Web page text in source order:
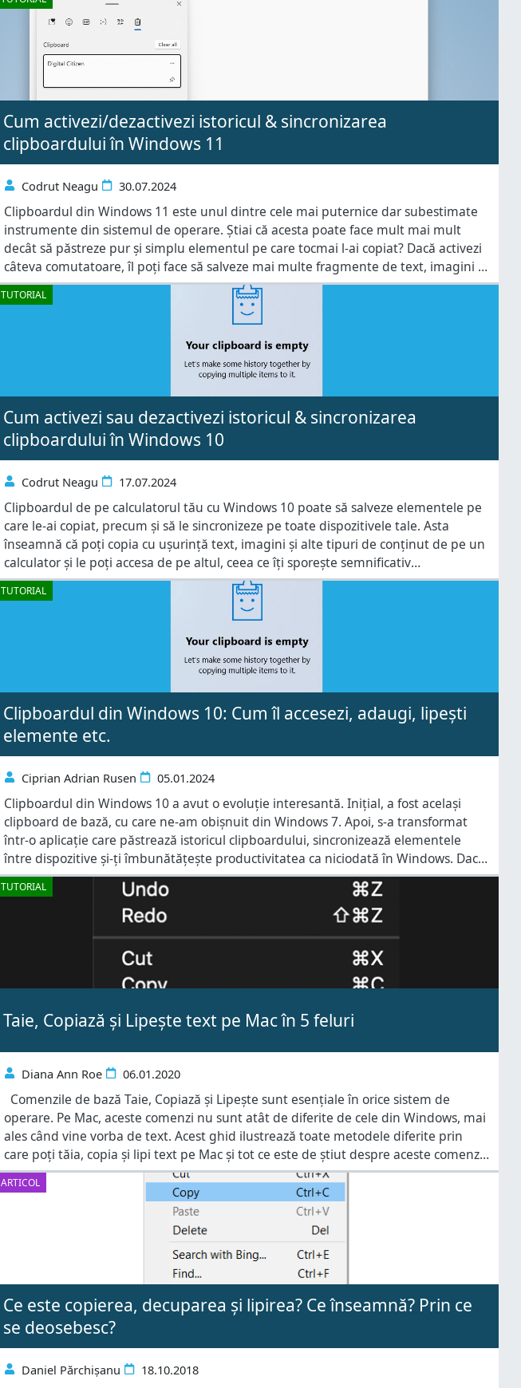
Cum activezi/dezactivezi istoricul & sincronizarea
clipboardului în Windows 11
Codrut Neagu 30.07.2024
Clipboardul din Windows 11 este unul dintre cele mai puternice dar subestimate
instrumente din sistemul de operare. Știai că acesta poate face mult mai mult
decât să păstreze pur și simplu elementul pe care tocmai l-ai copiat? Dacă activezi
câteva comutatoare, îl poți face să salveze mai multe fragmente de text, imagini și
alte tipuri de conținut pe care le copiezi și chiar să
TUTORIAL
Cum activezi sau dezactivezi istoricul & sincronizarea
clipboardului în Windows 10
Codrut Neagu 17.07.2024
Clipboardul de pe calculatorul tău cu Windows 10 poate să salveze elementele pe
care le-ai copiat, precum și să le sincronizeze pe toate dispozitivele tale. Asta
înseamnă că poți copia cu ușurință text, imagini și alte tipuri de conținut de pe un
calculator și le poți accesa de pe altul, ceea ce îți sporește semnificativ
productivitatea atunci când lucrezi pe mai multe calculatoare. Totuși,
TUTORIAL
Clipboardul din Windows 10: Cum îl accesezi, adaugi, lipești
elemente etc.
Ciprian Adrian Rusen 05.01.2024
Clipboardul din Windows 10 a avut o evoluție interesantă. Inițial, a fost același
clipboard de bază, cu care ne-am obișnuit din Windows 7. Apoi, s-a transformat
într-o aplicație care păstrează istoricul clipboardului, sincronizează elementele
între dispozitive și-ți îmbunătățește productivitatea ca niciodată în Windows. Dacă
folosești Windows 10 și vrei să fii mai productiv atunci când creezi documente,
prezentări sau pur și simplu când accesezi
TUTORIAL
Taie, Copiază și Lipește text pe Mac în 5 feluri
Diana Ann Roe 06.01.2020
Comenzile de bază Taie, Copiază și Lipește sunt esențiale în orice sistem de
operare. Pe Mac, aceste comenzi nu sunt atât de diferite de cele din Windows, mai
ales când vine vorba de text. Acest ghid ilustrează toate metodele diferite prin
care poți tăia, copia și lipi text pe Mac și tot ce este de știut despre aceste comenzi
în sistemul de operare
ARTICOL
Ce este copierea, decuparea și lipirea? Ce înseamnă? Prin ce
se deosebesc?
Daniel Părchișanu 18.10.2018